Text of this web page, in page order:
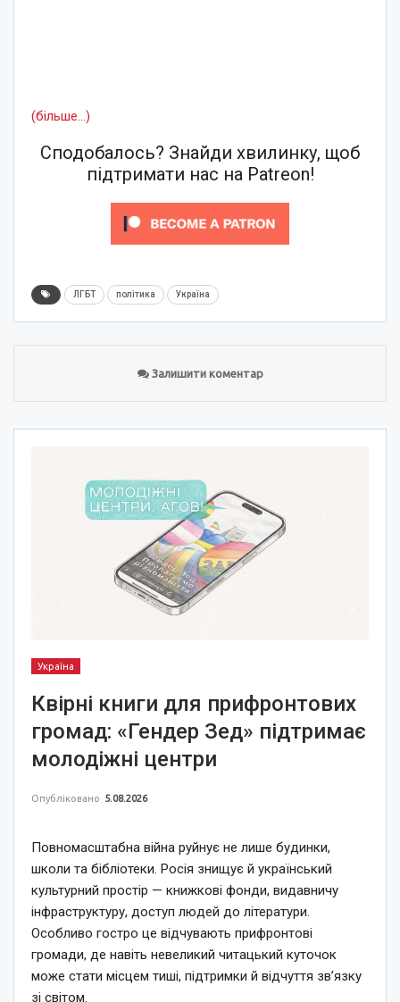
(більше…)
Сподобалось? Знайди хвилинку, щоб
підтримати нас на Patreon!
ЛГБТ політика Україна
Залишити коментар
Україна
Квірні книги для прифронтових
громад: «Гендер Зед» підтримає
молодіжні центри
Опубліковано 5.08.2026
Повномасштабна війна руйнує не лише будинки,
школи та бібліотеки. Росія знищує й український
культурний простір — книжкові фонди, видавничу
інфраструктуру, доступ людей до літератури.
Особливо гостро це відчувають прифронтові
громади, де навіть невеликий читацький куточок
може стати місцем тиші, підтримки й відчуття зв’язку
зі світом.